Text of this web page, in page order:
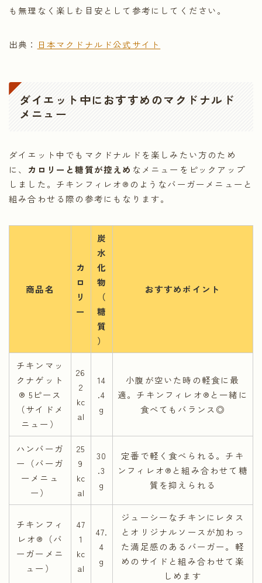
も無理なく楽しむ目安として参考にしてください。
出典： 日本マクドナルド公式サイト
ダイエット中におすすめのマクドナルド
メニュー
ダイエット中でもマクドナルドを楽しみたい方のため
に、 カロリーと糖質が控えめ なメニューをピックアップ
しました。チキンフィレオ®のようなバーガーメニューと
組み合わせる際の参考にもなります。
商品名
カ
ロ
リ
ー
炭
水
化
物
（
糖
質
）
おすすめポイント
チキンマッ
クナゲット
® 5ピース
（サイドメ
ニュー）
26
2
kc
al
14
.4
g
小腹が空いた時の軽食に最
適。チキンフィレオ®と一緒に
食べてもバランス◎
ハンバーガ
ー（バーガ
ーメニュ
ー）
25
9
kc
al
30
.3
g
定番で軽く食べられる。チキ
ンフィレオ®と組み合わせて糖
質を抑えられる
チキンフィ
レオ®（バ
ーガーメニ
ュー）
47
1
kc
al
47.
4
g
ジューシーなチキンにレタス
とオリジナルソースが加わっ
た満足感のあるバーガー。軽
めのサイドと組み合わせて楽
しめます